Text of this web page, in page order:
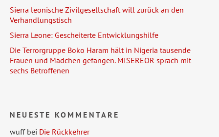
Sierra leonische Zivilgesellschaft will zurück an den
Verhandlungstisch
Sierra Leone: Gescheiterte Entwicklungshilfe
Die Terrorgruppe Boko Haram hält in Nigeria tausende
Frauen und Mädchen gefangen. MISEREOR sprach mit
sechs Betroffenen
NEUESTE KOMMENTARE
wuffbei Die Rückkehrer